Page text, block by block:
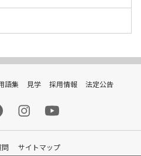
語集 見学 採用情報 法定公告
問
サイトマップ